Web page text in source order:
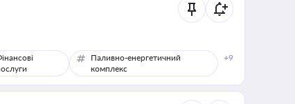
Паливно-енергетичний
комплекс
+9